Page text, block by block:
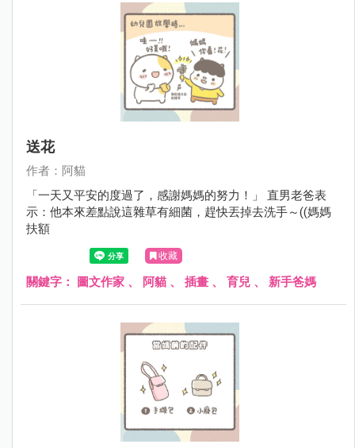
送花
作者：阿貓
「一天又平安的度過了，感謝媽媽的努力！」 直男老爸表
示：他本來差點說這雜草有細菌，趕快丟掉去洗手～((媽媽
扶額
收藏
關鍵字： 圖文作家 、 阿貓 、 插畫 、 育兒 、 新手爸媽